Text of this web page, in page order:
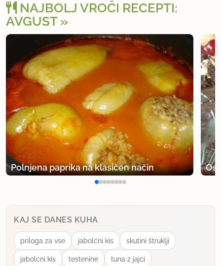
NAJBOLJ VROČI RECEPTI:
AVGUST
Polnjena paprika na klasičen način
KAJ SE DANES KUHA
priloga za vse jabolćni kis skutini štruklji
jabolcni kis testenine tuna z jajci